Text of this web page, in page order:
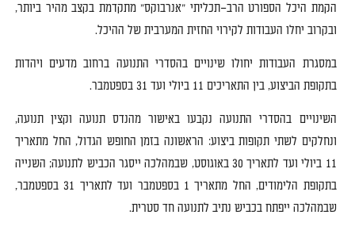
הקמת היכל הספורט הרב–תכליתי "אנרבוקס"מתקדמת בקצב מהיר ביותר,
ובקרוב יחלו העבודות לקירוי החזית המערבית של ההיכל.
במסגרת העבודות יחולו שינויים בהסדרי התנועה ברחוב מדעים ויהדות
בתקופת הביצוע,בין התאריכים 11 ביולי ועד 31 בספטמבר.
השינויים בהסדרי התנועה נקבעו באישור מהנדס תנועה וקצין תנועה,
ונחלקים לשתי תקופות ביצוע: הראשונה בזמן החופש הגדול, החל מתאריך
11 ביולי ועד לתאריך 30 באוגוסט, שבמהלכהייסגר הכביש לתנועה; השנייה
בתקופת הלימודים, החל מתאריך 1 בספטמבר ועד לתאריך 31 בספטמבר,
שבמהלכה ייפתח בכביש נתיב לתנועה חד סטרית.